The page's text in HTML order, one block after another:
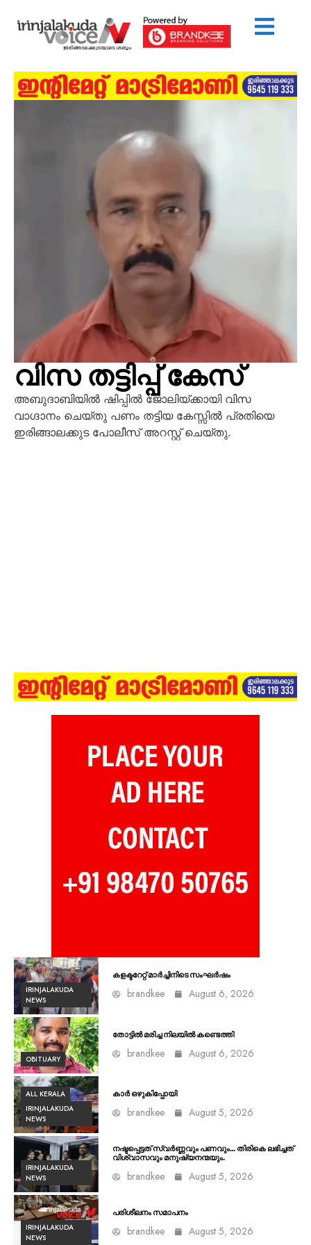
വിസ തട്ടിപ്പ് കേസ്
അബുദാബിയില്‍ ഷിപ്പില്‍ ജോലിയ്ക്കായി വിസ
വാഗ്ദാനം ചെയ്തു പണം തട്ടിയ കേസ്സില്‍ പ്രതിയെ
ഇരിങ്ങാലക്കുട പോലീസ് അറസ്റ്റ് ചെയ്തു.
IRINJALAKUDA
NEWS
കളക്ടറേറ്റ് മാർച്ചിനിടെ സംഘർഷം
brandkee August 6, 2026
OBITUARY
തോട്ടിൽ മരിച്ച നിലയിൽ കണ്ടെത്തി
brandkee August 6, 2026
ALL KERALA
IRINJALAKUDA
NEWS
കാർ ഒഴുകിപ്പോയി
brandkee August 5, 2026
IRINJALAKUDA
NEWS
നഷ്ടപ്പെട്ടത് സ്വർണ്ണവും പണവും… തിരികെ ലഭിച്ചത്
വിശ്വാസവും മനുഷ്യനന്മയും.
brandkee August 5, 2026
IRINJALAKUDA
NEWS
പരിശീലനം സമാപനം
brandkee August 5, 2026